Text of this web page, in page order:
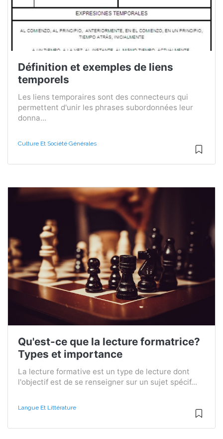
Définition et exemples de liens
temporels
Les liens temporaires sont des connecteurs qui
permettent d'unir les phrases subordonnées leur
donna...
Culture Et Société Générales
Qu'est-ce que la lecture formatrice?
Types et importance
La lecture formative est un type de lecture dont
l'objectif est de se renseigner sur un sujet spécif...
Langue Et Littérature